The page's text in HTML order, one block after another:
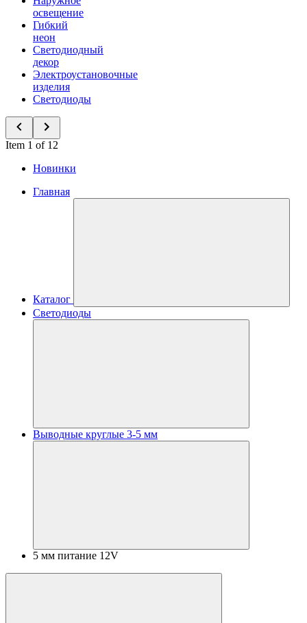
освещение
Гибкий
неон
Светодиодный
декор
Электроустановочные
изделия
Светодиоды
Item 1 of 12
Новинки
Главная
Каталог
Светодиоды
Выводные круглые 3-5 мм
5 мм питание 12V